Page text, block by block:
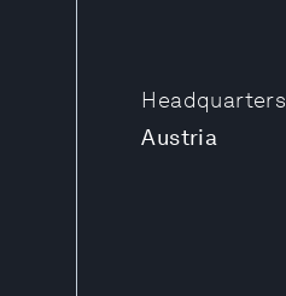
Headquarters
Austria